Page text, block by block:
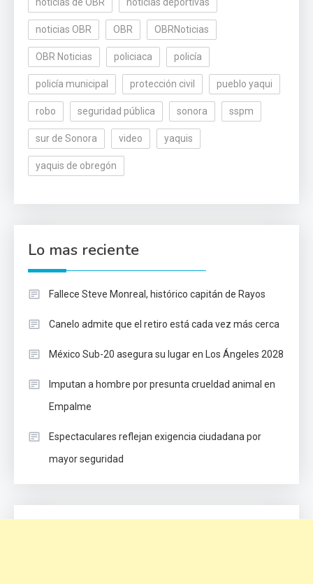
noticias de OBR noticias deportivas
noticias OBR OBR OBRNoticias
OBR Noticias policiaca policía
policía municipal protección civil pueblo yaqui
robo seguridad pública sonora sspm
sur de Sonora video yaquis
yaquis de obregón
Lo mas reciente
Fallece Steve Monreal, histórico capitán de Rayos
Canelo admite que el retiro está cada vez más cerca
México Sub-20 asegura su lugar en Los Ángeles 2028
Imputan a hombre por presunta crueldad animal en
Empalme
Espectaculares reflejan exigencia ciudadana por
mayor seguridad